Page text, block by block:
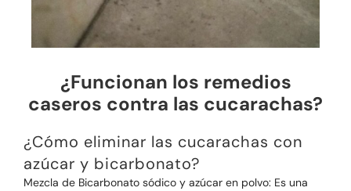
¿Funcionan los remedios
caseros contra las cucarachas?
¿Cómo eliminar las cucarachas con
azúcar y bicarbonato?
Mezcla de Bicarbonato sódico y azúcar en polvo: Es una